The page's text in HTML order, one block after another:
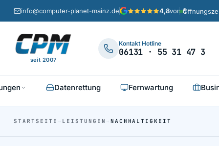
info@computer-planet-mainz.de 4,8von 5
seit 2007
Kontakt Hotline
06131 · 55 31 47 3
Datenrettung Fernwartung
STARTSEITE LEISTUNGEN NACHHALTIGKEIT